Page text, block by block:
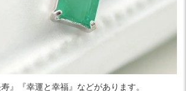
』『幸運と幸福』などがあります。